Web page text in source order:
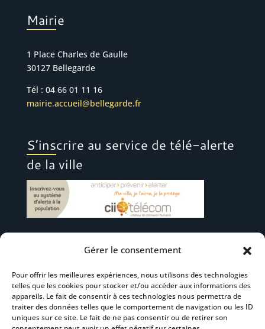
Gérer le consentement
Pour offrir les meilleures expériences, nous utilisons des technologies
telles que les cookies pour stocker et/ou accéder aux informations des
appareils. Le fait de consentir à ces technologies nous permettra de
traiter des données telles que le comportement de navigation ou les ID
uniques sur ce site. Le fait de ne pas consentir ou de retirer son
Mairie
1 Place Charles de Gaulle
30127 Bellegarde
Tél : 04 66 01 11 16
mairie.accueil@bellegarde.fr
S’inscrire au service de télé-alerte
de la ville
Suivez-nous